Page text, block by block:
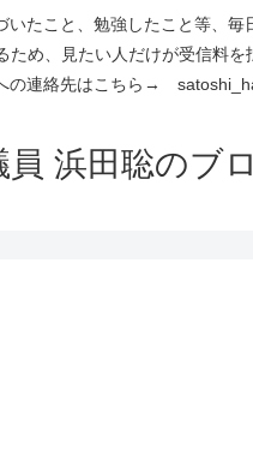
たこと、勉強したこと等、
め、見たい人だけが受信料
の連絡先はこちら→
員 浜田聡のブ